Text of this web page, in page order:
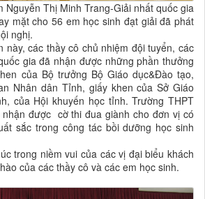
Thị Minh Trang-Giải nhất quốc gia
mặt cho 56 em học sinh đạt giải đã phát
nghị.
các thầy cô chủ nhiệm đội tuyển, các
gia đã nhận được những phần thưởng
của Bộ trưởng Bộ Giáo dục&Đào tạo,
Nhân dân Tỉnh, giấy khen của Sở Giáo
của Hội khuyến học tỉnh. Trường THPT
được cờ thi đua giành cho đơn vị có
sắc trong công tác bồi dưỡng học sinh
niềm vui của các vị đại biểu khách
của các thầy cô và các em học sinh.